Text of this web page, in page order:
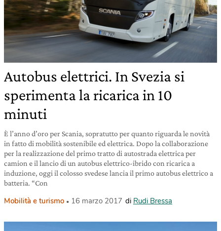
Autobus elettrici. In Svezia si
sperimenta la ricarica in 10
minuti
È l’anno d’oro per Scania, sopratutto per quanto riguarda le novità
in fatto di mobilità sostenibile ed elettrica. Dopo la collaborazione
per la realizzazione del primo tratto di autostrada elettrica per
camion e il lancio di un autobus elettrico-ibrido con ricarica a
induzione, oggi il colosso svedese lancia il primo autobus elettrico a
batteria. “Con
Mobilità e turismo 16 marzo 2017 di Rudi Bressa